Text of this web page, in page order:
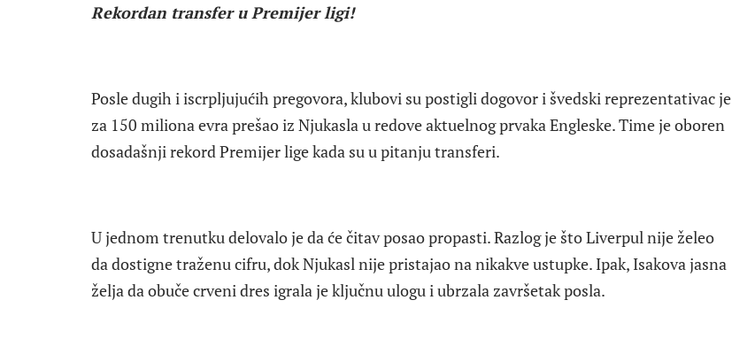
Rekordan transfer u Premijer ligi!
Posle dugih i iscrpljujućih pregovora, klubovi su postigli dogovor i švedski reprezentativac je
za 150 miliona evra prešao iz Njukasla u redove aktuelnog prvaka Engleske. Time je oboren
dosadašnji rekord Premijer lige kada su u pitanju transferi.
U jednom trenutku delovalo je da će čitav posao propasti. Razlog je što Liverpul nije želeo
da dostigne traženu cifru, dok Njukasl nije pristajao na nikakve ustupke. Ipak, Isakova jasna
želja da obuče crveni dres igrala je ključnu ulogu i ubrzala završetak posla.